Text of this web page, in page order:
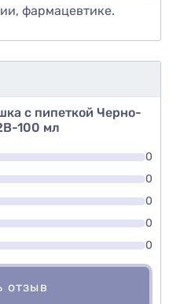
фармацевтике.
с пипеткой Черно-
100 мл
0
0
0
0
0
отзыв